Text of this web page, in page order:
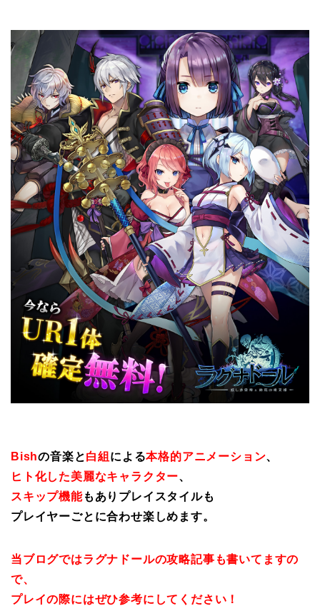
Bishの音楽と白組 による本格的アニメーション、
ヒト化した美麗なキャラクター、
スキップ機能もありプレイスタイルも
プレイヤーごとに合わせ楽しめます。
当ブログではラグナドールの攻略記事も書いてますの
で、
プレイの際にはぜひ参考にしてください！